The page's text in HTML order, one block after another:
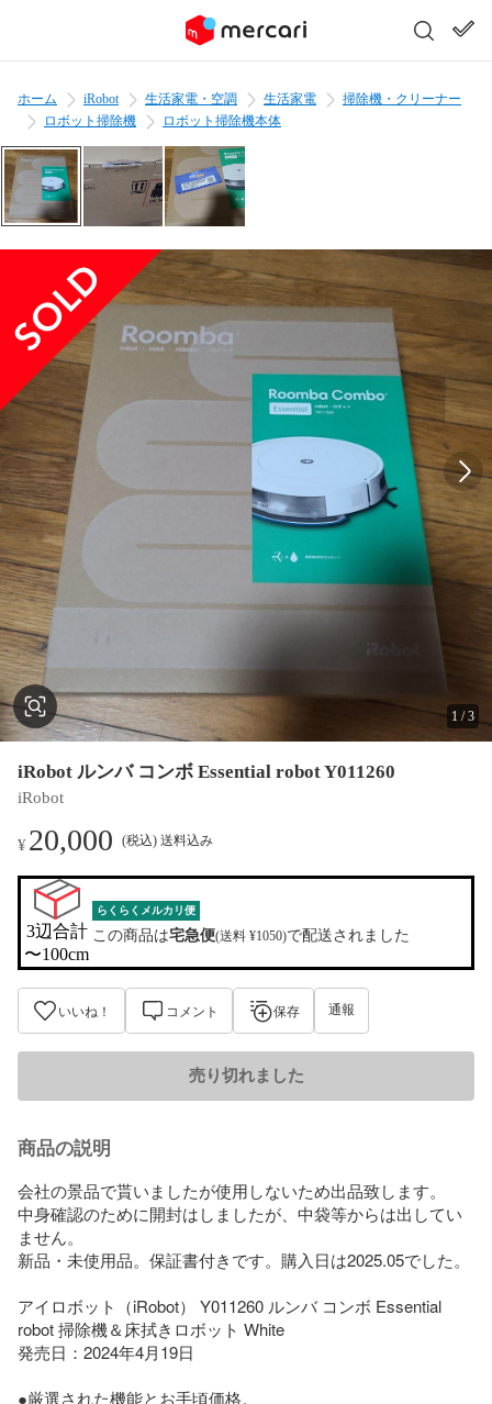
ホーム iRobot 生活家電・空調 生活家電
掃除機・クリーナー
ロボット掃除機
ロボット掃除機本体
1 /3
iRobot ルンバ コンボ Essential robot Y011260
iRobot
¥20,000 (税込) 送料込み
3辺合計
〜100cm
らくらくメルカリ便
この商品は宅急便(送料 ¥1050)で配送されました
いいね！ コメント 保存 通報
売り切れました
商品の説明
会社の景品で貰いましたが使用しないため出品致します。
中身確認のために開封はしましたが、中袋等からは出してい
ません。
新品・未使用品。保証書付きです。購入日は2025.05でした。
アイロボット（iRobot） Y011260 ルンバ コンボ Essential
robot 掃除機＆床拭きロボット White
発売日：2024年4月19日
●厳選された機能とお手頃価格。